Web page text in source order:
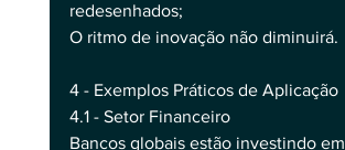
redesenhados;
O ritmo de inovação não diminuirá.
4 - Exemplos Práticos de Aplicação
4.1 - Setor Financeiro
Bancos globais estão investindo em